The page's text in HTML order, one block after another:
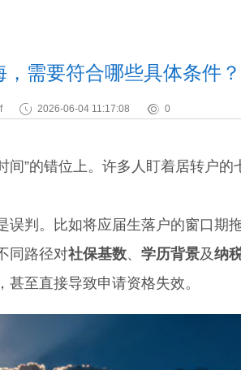
需要符合哪些具体条件？
2026-06-04 11:17:08 0
”的错位上。许多人盯着居转户的
判。比如将应届生落户的窗口期
同路径对社保基数、 学历背景及纳
至直接导致申请资格失效。